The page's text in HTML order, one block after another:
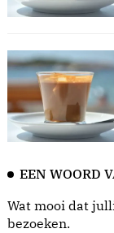
EEN WOORD
Wat mooi dat
bezoeken.